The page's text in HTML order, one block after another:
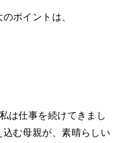
ポイントは、
は仕事を続けてきまし
む母親が、素晴らしい